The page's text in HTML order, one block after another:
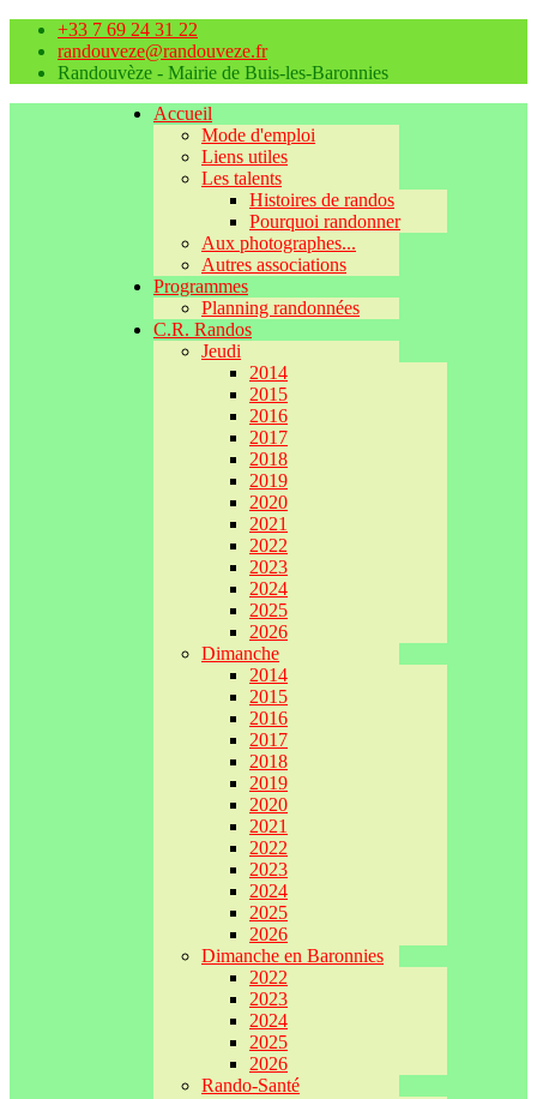
+33 7 69 24 31 22
randouveze@randouveze.fr
Randouvèze - Mairie de Buis-les-Baronnies
Accueil
Mode d'emploi
Liens utiles
Les talents
Histoires de randos
Pourquoi randonner
Aux photographes...
Autres associations
Programmes
Planning randonnées
C.R. Randos
Jeudi
2014
2015
2016
2017
2018
2019
2020
2021
2022
2023
2024
2025
2026
Dimanche
2014
2015
2016
2017
2018
2019
2020
2021
2022
2023
2024
2025
2026
Dimanche en Baronnies
2022
2023
2024
2025
2026
Rando-Santé